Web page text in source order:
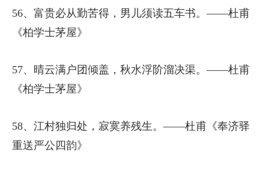
56、富贵必从勤苦得，男儿须读五车书。——杜甫
《柏学士茅屋》
57、晴云满户团倾盖，秋水浮阶溜决渠。——杜甫
《柏学士茅屋》
58、江村独归处，寂寞养残生。——杜甫《奉济驿
重送严公四韵》